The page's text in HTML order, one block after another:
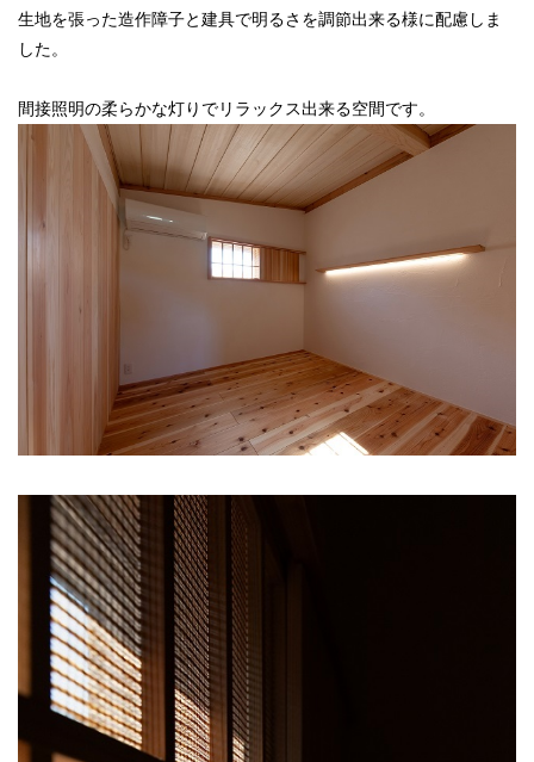
生地を張った造作障子と建具で明るさを調節出来る様に配慮しま
した。
間接照明の柔らかな灯りでリラックス出来る空間です。